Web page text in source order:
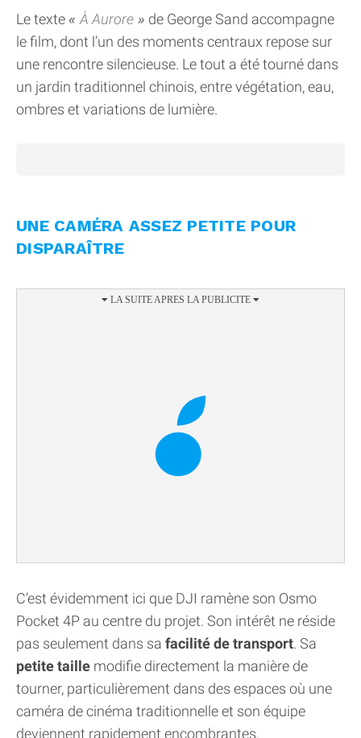
Le texte À Aurore
de George Sand accompagne
le film, dont l’un des moments centraux repose sur
une rencontre silencieuse. Le tout a été tourné dans
un jardin traditionnel chinois, entre végétation, eau,
ombres et variations de lumière.
UNE CAMÉRA ASSEZ PETITE POUR
DISPARAÎTRE
C’est évidemment ici que DJI ramène son Osmo
Pocket 4P au centre du projet. Son intérêt ne réside
pas seulement dans sa facilité de transport. Sa
petite taille modifie directement la manière de
tourner, particulièrement dans des espaces où une
caméra de cinéma traditionnelle et son équipe
deviennent rapidement encombrantes.